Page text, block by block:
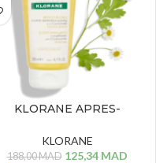
KLORANE APRES-
– 200 ML
KLORANE
188,00MAD 125,34 MAD